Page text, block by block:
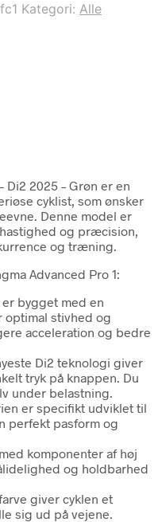
Kategori: Alle
Di2 2025 – Grøn er en
cyklist, som ønsker
Denne model er
og præcision,
og træning.
Advanced Pro 1:
er bygget med en
stivhed og
acceleration og bedre
Di2 teknologi giver
tryk på knappen. Du
under belastning.
er specifikt udviklet til
perfekt pasform og
komponenter af høj
og holdbarhed
giver cyklen et
sig ud på vejene.